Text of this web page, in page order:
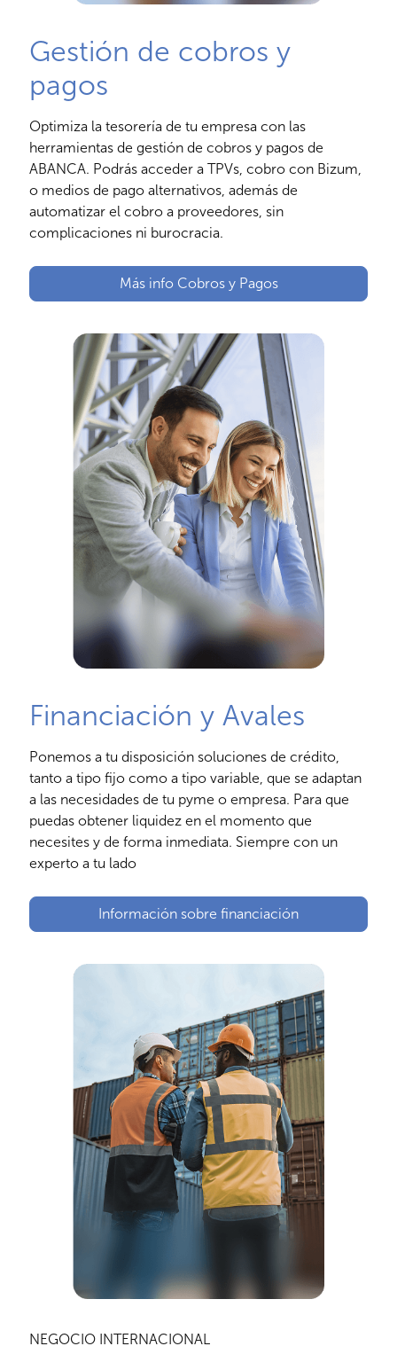
Gestión de cobros y
pagos
Optimiza la tesorería de tu empresa con las
herramientas de gestión de cobros y pagos de
ABANCA. Podrás acceder a TPVs, cobro con Bizum,
o medios de pago alternativos, además de
automatizar el cobro a proveedores, sin
complicaciones ni burocracia.
Más info Cobros y Pagos
Financiación y Avales
Ponemos a tu disposición soluciones de crédito,
tanto a tipo fijo como a tipo variable, que se adaptan
a las necesidades de tu pyme o empresa. Para que
puedas obtener liquidez en el momento que
necesites y de forma inmediata. Siempre con un
experto a tu lado
Información sobre financiación
NEGOCIO INTERNACIONAL